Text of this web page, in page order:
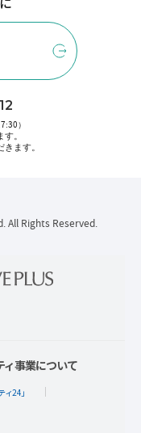
）
。
ます。
All Rights Reserved.
ィ事業について
24」